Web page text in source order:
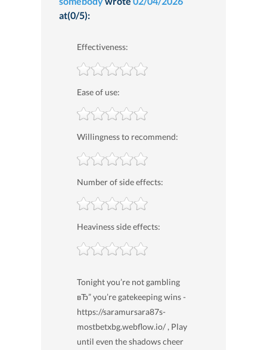
at(0/5):
Effectiveness:
Ease of use:
Willingness to recommend:
Number of side effects:
Heaviness side effects:
Tonight you’re not gambling
вЂ” you’re gatekeeping wins -
https://saramursara87s-
mostbetxbg.webflow.io/ , Play
until even the shadows cheer